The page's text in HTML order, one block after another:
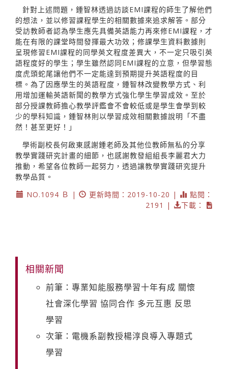
針對上述問題，鍾智林透過訪談EMI課程的師生了解他們
的想法，並以修習課程學生的相關數據來追求解答。部分
受訪教師者認為學生應先具備英語能力再來修EMI課程，才
能在有限的課堂時間發揮最大功效；修課學生資料數據則
呈現修習EMI課程的同學英文程度差異大，不一定只吸引英
語程度好的學生；學生雖然認同EMI課程的立意，但學習態
度虎頭蛇尾讓他們不一定能達到預期提升英語程度的目
標。為了因應學生的英語程度，鍾智林改變教學方式、利
用增加運輸英語新聞的教學方式強化學生學習成效。至於
部分授課教師擔心教學評鑑會不會較低或是學生會學到較
少的學科知識，鍾智林則以學習成效相關數據說明「不盡
然！甚至更好！」
學術副校長何啟東感謝鍾老師及其他位教師無私的分享
教學實踐研究計畫的細節，也感謝教發組組長李麗君大力
推動，希望各位教師一起努力，透過讓教學實踐研究提升
教學品質。
NO.1094 Ｂ |
更新時間：2019-10-20 |
點閱：
2191 |
下載：
相關新聞
前筆：專業知能服務學習十年有成 關懷
社會深化學習 協同合作 多元互惠 反思
學習
次筆：電機系副教授楊淳良導入專題式
學習